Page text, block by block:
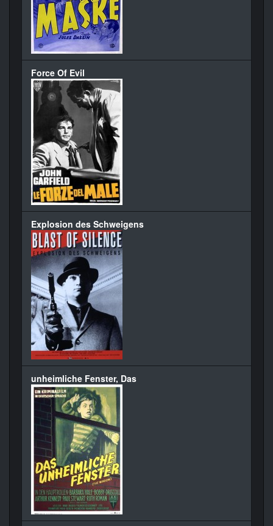
Force Of Evil
Explosion des Schweigens
unheimliche Fenster, Das